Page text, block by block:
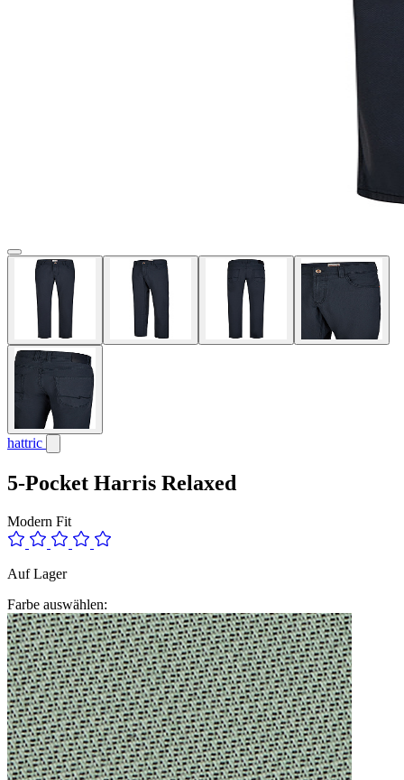
hattric
5-Pocket Harris Relaxed
Modern Fit
Auf Lager
Farbe auswählen: